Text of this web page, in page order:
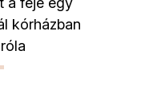
kórházban